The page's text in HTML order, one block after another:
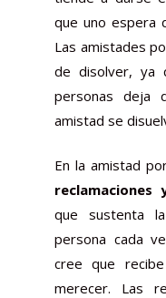
que uno espera
Las amistades
de disolver, ya
personas deja
amistad se
En la amistad
reclamaciones
que sustenta
persona cada
cree que
merecer. Las